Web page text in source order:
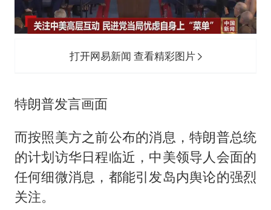
打开网易新闻 查看精彩图片
特朗普发言画面
而按照美方之前公布的消息，特朗普总统
的计划访华日程临近，中美领导人会面的
任何细微消息，都能引发岛内舆论的强烈
关注。